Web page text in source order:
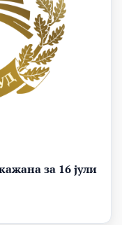
за 16 јули